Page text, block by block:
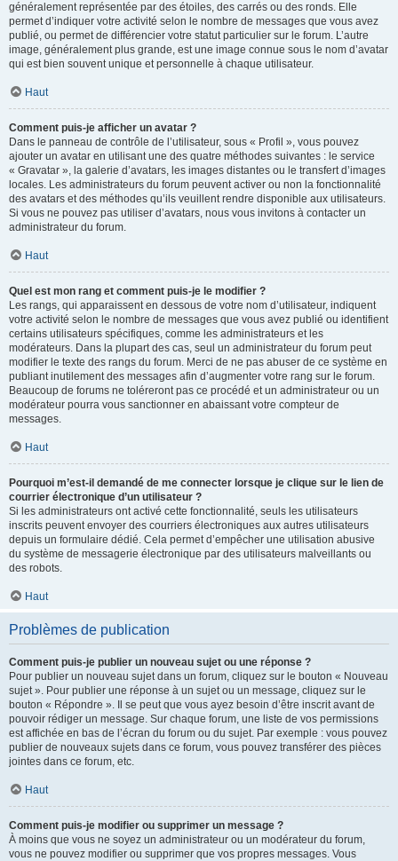
généralement représentée par des étoiles, des carrés ou des ronds. Elle
permet d’indiquer votre activité selon le nombre de messages que vous avez
publié, ou permet de différencier votre statut particulier sur le forum. L’autre
image, généralement plus grande, est une image connue sous le nom d’avatar
qui est bien souvent unique et personnelle à chaque utilisateur.
Haut
Comment puis-je afficher un avatar ?
Dans le panneau de contrôle de l’utilisateur, sous « Profil », vous pouvez
ajouter un avatar en utilisant une des quatre méthodes suivantes : le service
« Gravatar », la galerie d’avatars, les images distantes ou le transfert d’images
locales. Les administrateurs du forum peuvent activer ou non la fonctionnalité
des avatars et des méthodes qu’ils veuillent rendre disponible aux utilisateurs.
Si vous ne pouvez pas utiliser d’avatars, nous vous invitons à contacter un
administrateur du forum.
Haut
Quel est mon rang et comment puis-je le modifier ?
Les rangs, qui apparaissent en dessous de votre nom d’utilisateur, indiquent
votre activité selon le nombre de messages que vous avez publié ou identifient
certains utilisateurs spécifiques, comme les administrateurs et les
modérateurs. Dans la plupart des cas, seul un administrateur du forum peut
modifier le texte des rangs du forum. Merci de ne pas abuser de ce système en
publiant inutilement des messages afin d’augmenter votre rang sur le forum.
Beaucoup de forums ne toléreront pas ce procédé et un administrateur ou un
modérateur pourra vous sanctionner en abaissant votre compteur de
messages.
Haut
Pourquoi m’est-il demandé de me connecter lorsque je clique sur le lien de
courrier électronique d’un utilisateur ?
Si les administrateurs ont activé cette fonctionnalité, seuls les utilisateurs
inscrits peuvent envoyer des courriers électroniques aux autres utilisateurs
depuis un formulaire dédié. Cela permet d’empêcher une utilisation abusive
du système de messagerie électronique par des utilisateurs malveillants ou
des robots.
Haut
Problèmes de publication
Comment puis-je publier un nouveau sujet ou une réponse ?
Pour publier un nouveau sujet dans un forum, cliquez sur le bouton « Nouveau
sujet ». Pour publier une réponse à un sujet ou un message, cliquez sur le
bouton « Répondre ». Il se peut que vous ayez besoin d’être inscrit avant de
pouvoir rédiger un message. Sur chaque forum, une liste de vos permissions
est affichée en bas de l’écran du forum ou du sujet. Par exemple : vous pouvez
publier de nouveaux sujets dans ce forum, vous pouvez transférer des pièces
jointes dans ce forum, etc.
Haut
Comment puis-je modifier ou supprimer un message ?
À moins que vous ne soyez un administrateur ou un modérateur du forum,
vous ne pouvez modifier ou supprimer que vos propres messages. Vous